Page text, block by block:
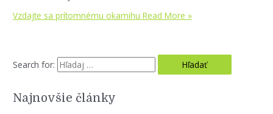
Vzdajte sa prítomnému okamihu Read More »
Search for:
Najnovšie články